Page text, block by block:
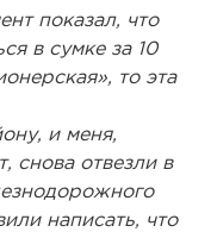
показал, что
в сумке за 10
то эта
и меня,
снова отвезли в
написать, что